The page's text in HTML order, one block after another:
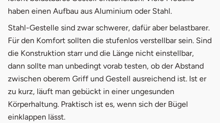
haben einen Aufbau aus Aluminium oder Stahl.
Stahl-Gestelle sind zwar schwerer, dafür aber belastbarer.
Für den Komfort sollten die stufenlos verstellbar sein. Sind
die Konstruktion starr und die Länge nicht einstellbar,
dann sollte man unbedingt vorab testen, ob der Abstand
zwischen oberem Griff und Gestell ausreichend ist. Ist er
zu kurz, läuft man gebückt in einer ungesunden
Körperhaltung. Praktisch ist es, wenn sich der Bügel
einklappen lässt.